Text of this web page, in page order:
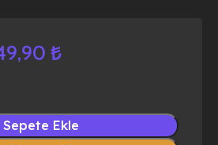
₺
Sepete Ekle